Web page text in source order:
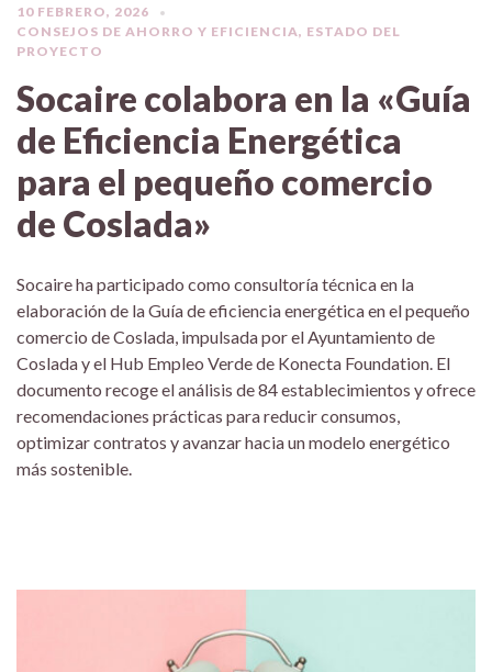
10 FEBRERO, 2026
CONSEJOS DE AHORRO Y EFICIENCIA, ESTADO DEL
PROYECTO
Socaire colabora en la «Guía
de Eficiencia Energética
para el pequeño comercio
de Coslada»
Socaire ha participado como consultoría técnica en la
elaboración de la Guía de eficiencia energética en el pequeño
comercio de Coslada, impulsada por el Ayuntamiento de
Coslada y el Hub Empleo Verde de Konecta Foundation. El
documento recoge el análisis de 84 establecimientos y ofrece
recomendaciones prácticas para reducir consumos,
optimizar contratos y avanzar hacia un modelo energético
más sostenible.